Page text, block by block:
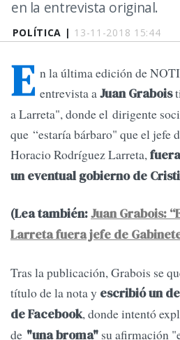
POLÍTICA | 13-11-2018 15:44
en la entrevista original.
E n la última edición de
entrevista aJuan Grabois
a Larreta", donde el dirigente
que “estaría bárbaro" que el jefe
Horacio Rodríguez Larreta,
un eventual gobierno de
(Lea también:Juan Grabois:
Larreta fuera jefe de
Tras la publicación, Grabois se
título de la nota y escribió un
de Facebook, donde intentó
de "una broma" su afirmación